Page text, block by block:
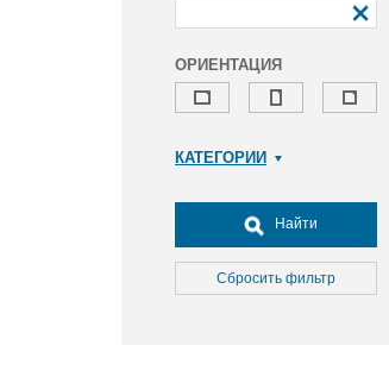
ОРИЕНТАЦИЯ
КАТЕГОРИИ
Досуг, туризм и отдых
Культура
Медицина
Найти
Сбросить фильтр